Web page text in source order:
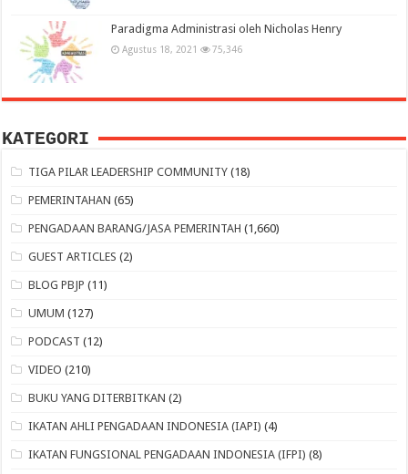
Paradigma Administrasi oleh Nicholas Henry
Agustus 18, 2021 75,346
KATEGORI
TIGA PILAR LEADERSHIP COMMUNITY (18)
PEMERINTAHAN (65)
PENGADAAN BARANG/JASA PEMERINTAH (1,660)
GUEST ARTICLES (2)
BLOG PBJP (11)
UMUM (127)
PODCAST (12)
VIDEO (210)
BUKU YANG DITERBITKAN (2)
IKATAN AHLI PENGADAAN INDONESIA (IAPI) (4)
IKATAN FUNGSIONAL PENGADAAN INDONESIA (IFPI) (8)